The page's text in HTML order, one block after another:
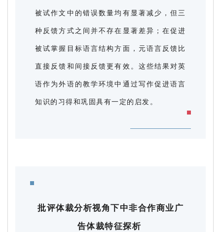
被试作文中的错误数量均有显著减少，但三
种反馈方式之间并不存在显著差异；在促进
被试掌握目标语言结构方面，元语言反馈比
直接反馈和间接反馈更有效。这些结果对英
语作为外语的教学环境中通过写作促进语言
知识的习得和巩固具有一定的启发。
批评体裁分析视角下中非合作商业广
告体裁特征探析